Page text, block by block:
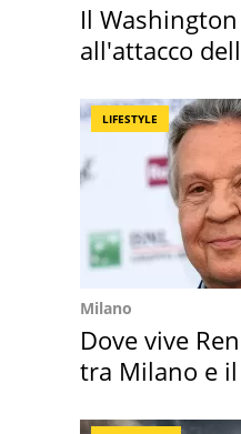
Il
all'attacco
LIFESTYLE
Milano
Dove vive
tra Milano e